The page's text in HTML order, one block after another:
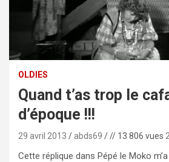
OLDIES
Quand t’as trop le
d’époque !!!
29 avril 2013 abds69 // 13 806 vues
Cette réplique dans Pépé le Moko